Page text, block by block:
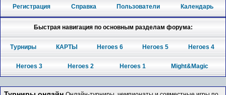
Регистрация Справка Пользователи Календарь
Быстрая навигация по основным разделам форума:
Турниры КАРТЫ Heroes 6 Heroes 5 Heroes 4
Heroes 3 Heroes 2 Heroes 1 Might&Magic